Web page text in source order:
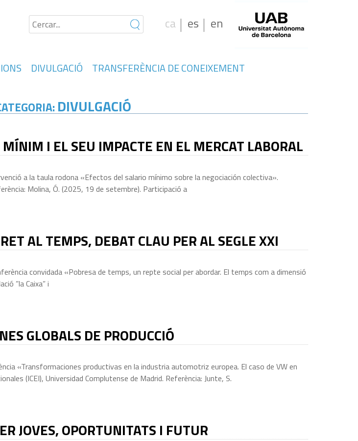
DIVULGACIÓ TRANSFERÈNCIA DE CONEIXEMENT
ca es en
DIVULGACIÓ
I EL SEU IMPACTE EN EL MERCAT LABORAL
a la taula rodona «Efectos del salario mínimo sobre la negociación colectiva».
Molina, Ó. (2025, 19 de setembre). Participació a
AL TEMPS, DEBAT CLAU PER AL SEGLE XXI
convidada «Pobresa de temps, un repte social per abordar. El temps com a dimensió
”la Caixa” i
GLOBALS DE PRODUCCIÓ
«Transformaciones productivas en la industria automotriz europea. El caso de VW en
(ICEI), Universidad Complutense de Madrid. Referència: Junte, S.
JOVES, OPORTUNITATS I FUTUR